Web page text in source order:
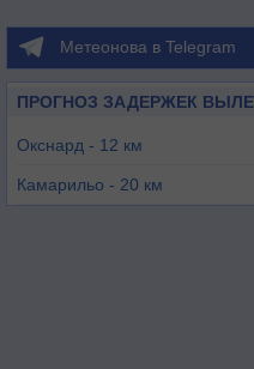
Метеонова в Telegram
ПРОГНОЗ ЗАДЕРЖЕК
Окснард - 12 км
Камарильо - 20 км